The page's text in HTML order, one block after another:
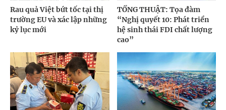
Rau quả Việt bứt tốc tại thị
trường EU và xác lập những
kỷ lục mới
TỔNG THUẬT: Tọa đàm
“Nghị quyết 10: Phát triển
hệ sinh thái FDI chất lượng
cao”